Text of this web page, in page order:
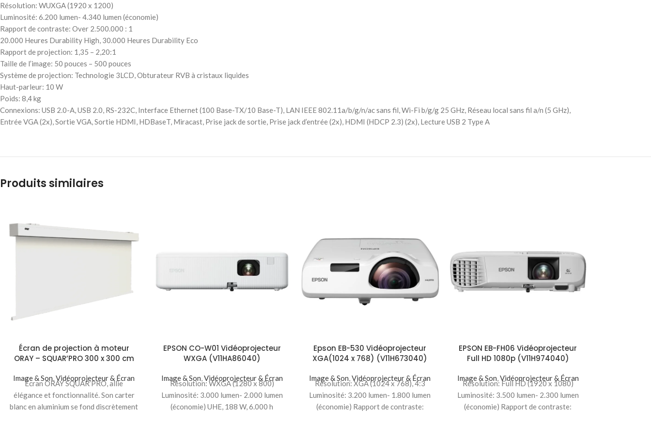
Résolution: WUXGA (1920 x 1200)
Luminosité: 6.200 lumen- 4.340 lumen (économie)
Rapport de contraste: Over 2.500.000 : 1
20.000 Heures Durability High, 30.000 Heures Durability Eco
Rapport de projection: 1,35 – 2,20:1
Taille de l’image: 50 pouces – 500 pouces
Système de projection: Technologie 3LCD, Obturateur RVB à cristaux liquides
Haut-parleur: 10 W
Poids: 8,4 kg
Connexions: USB 2.0-A, USB 2.0, RS-232C, Interface Ethernet (100 Base-TX/10 Base-T), LAN IEEE 802.11a/b/g/n/ac sans fil, Wi-Fi b/g/g 25 GHz, Réseau local sans fil a/n (5 GHz),
Entrée VGA (2x), Sortie VGA, Sortie HDMI, HDBaseT, Miracast, Prise jack de sortie, Prise jack d’entrée (2x), HDMI (HDCP 2.3) (2x), Lecture USB 2 Type A
Produits similaires
Écran de projection à moteur
ORAY – SQUAR’PRO 300 x 300 cm
Image & Son ,Vidéoprojecteur & Écran
Écran ORAY SQUAR’PRO, allie
élégance et fonctionnalité. Son carter
blanc en aluminium se fond discrètement
EPSON CO-W01 Vidéoprojecteur
WXGA (V11HA86040)
Image & Son Vidéoprojecteur & Écran
Résolution: WXGA (1280 x 800)
Luminosité: 3.000 lumen- 2.000 lumen
(économie) UHE, 188 W, 6.000 h
Epson EB-530 Vidéoprojecteur
XGA(1024 x 768) (V11H673040)
Image & Son ,Vidéoprojecteur & Écran
Résolution: XGA (1024 x 768), 4:3
Luminosité: 3.200 lumen- 1.800 lumen
(économie) Rapport de contraste:
EPSON EB-FH06 Vidéoprojecteur
Full HD 1080p (V11H974040)
Image & Son Vidéoprojecteur & Écran
Résolution: Full HD (1920 x 1080)
Luminosité: 3.500 lumen- 2.300 lumen
(économie) Rapport de contraste: